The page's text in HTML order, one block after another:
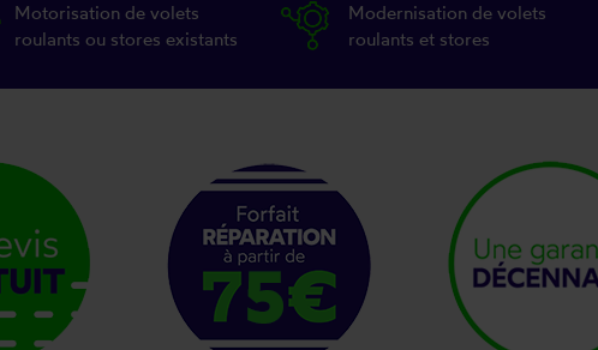
Motorisation de volets
roulants ou stores existants
Modernisation de volets
roulants et stores